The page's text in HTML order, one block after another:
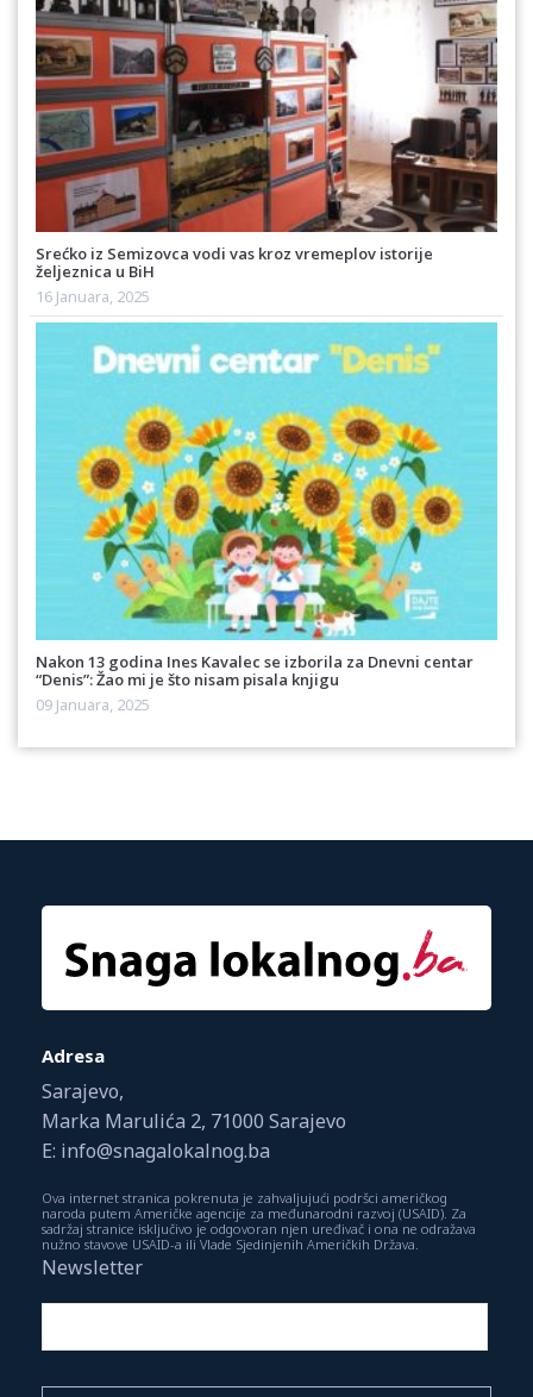
Srećko iz Semizovca vodi vas kroz vremeplov istorije
željeznica u BiH
16 Januara, 2025
Nakon 13 godina Ines Kavalec se izborila za Dnevni centar
“Denis”: Žao mi je što nisam pisala knjigu
09 Januara, 2025
Adresa
Sarajevo,
Marka Marulića 2, 71000 Sarajevo
E: info@snagalokalnog.ba
Ova internet stranica pokrenuta je zahvaljujući podršci američkog
naroda putem Američke agencije za međunarodni razvoj (USAID). Za
sadržaj stranice isključivo je odgovoran njen uređivač i ona ne odražava
nužno stavove USAID-a ili Vlade Sjedinjenih Američkih Država.
Newsletter